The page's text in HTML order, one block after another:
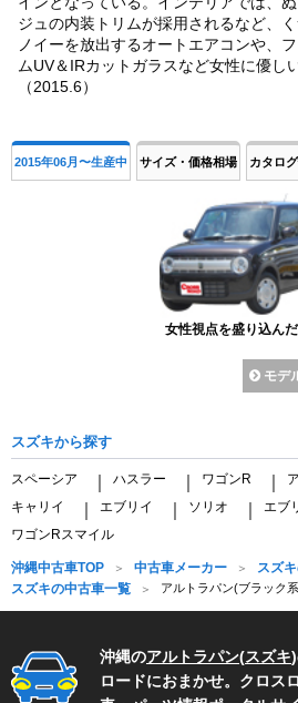
ジュの内装トリムが採用されるなど、
ノイーを放出するオートエアコンや、
ムUV＆IRカットガラスなど女性に優し
（2015.6）
2015年06月〜生産中 サイズ・価格相場 カタロ
女性視点を盛り込ん
モデ
スズキから探す
スペーシア ハスラー ワゴンR
キャリイ エブリイ ソリオ エブ
ワゴンRスマイル
沖縄中古車TOP 中古車メーカー
スズ
スズキの中古車一覧
アルトラパン(ブラック
沖縄のアルトラパン(スズキ
ロードにおまかせ。クロス